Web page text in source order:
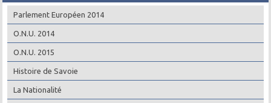
Parlement Européen 2014
O.N.U. 2014
O.N.U. 2015
Histoire de Savoie
La Nationalité